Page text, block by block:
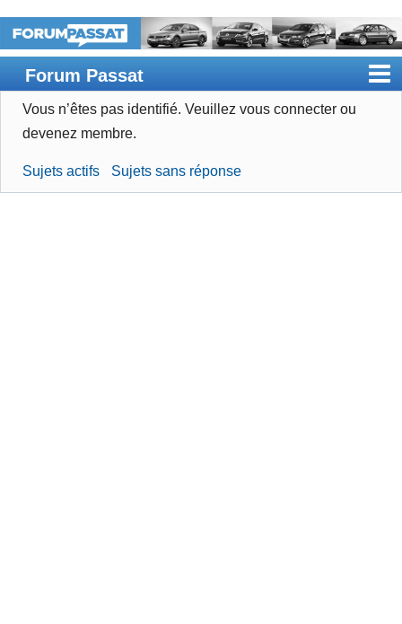
Forum Passat
Accueil
Devenir membre
Vous n’êtes pas identifié. Veuillez vous connecter ou
devenez membre.
Sujets actifs Sujets sans réponse